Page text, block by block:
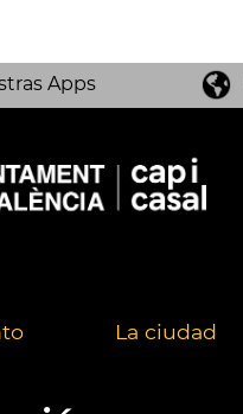
Apps
La ciudad